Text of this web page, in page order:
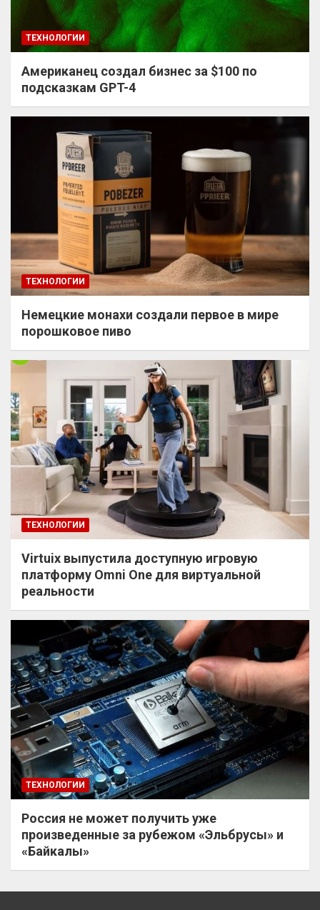
ТЕХНОЛОГИИ
Американец создал бизнес за $100 по
подсказкам GPT-4
ТЕХНОЛОГИИ
Немецкие монахи создали первое в мире
порошковое пиво
ТЕХНОЛОГИИ
Virtuix выпустила доступную игровую
платформу Omni One для виртуальной
реальности
ТЕХНОЛОГИИ
Россия не может получить уже
произведенные за рубежом «Эльбрусы» и
«Байкалы»